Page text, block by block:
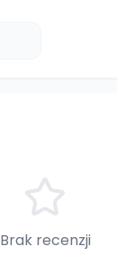
Brak recenzji